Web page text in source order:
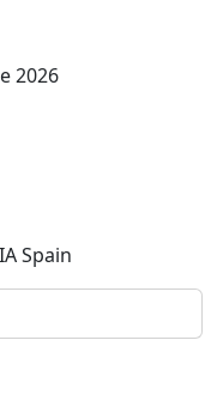
2026
Spain